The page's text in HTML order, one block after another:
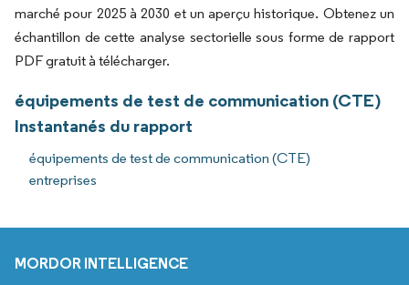
marché pour 2025 à 2030 et un aperçu historique. Obtenez un
échantillon de cette analyse sectorielle sous forme de rapport
PDF gratuit à télécharger.
équipements de test de communication (CTE)
Instantanés du rapport
équipements de test de communication (CTE)
entreprises
MORDOR INTELLIGENCE